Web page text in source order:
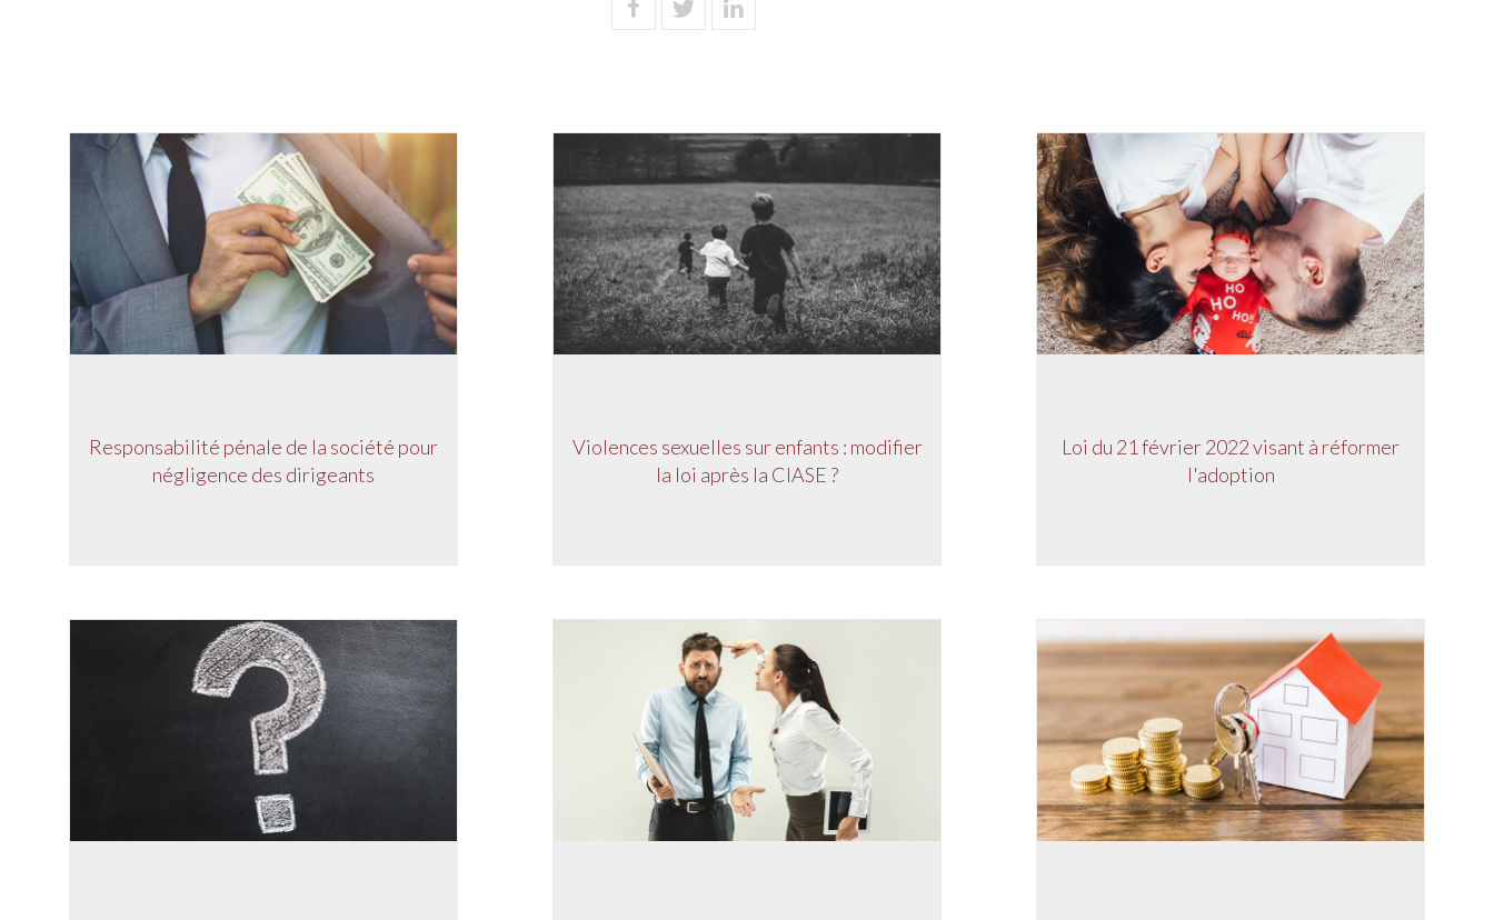
Responsabilité pénale de la société pour
négligence des dirigeants
Violences sexuelles sur enfants : modifier
la loi après la CIASE ?
Loi du 21 février 2022 visant à réformer
l'adoption